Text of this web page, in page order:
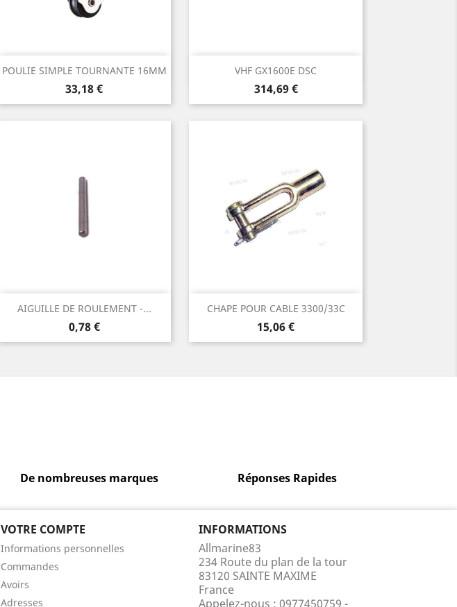
POULIE SIMPLE TOURNANTE 16MM
Prix
33,18 €
Aperçu rapide VHF GX1600E DSC
Prix
314,69 €
Aperçu rapide
AIGUILLE DE ROULEMENT -...
Prix
0,78 €
Aperçu rapide CHAPE POUR CABLE 3300/33C
Prix
15,06 €
Aperçu rapide
De nombreuses marques Réponses Rapides
VOTRE COMPTE
Informations personnelles
Commandes
Avoirs
Adresses
INFORMATIONS
Allmarine83
234 Route du plan de la tour
83120 SAINTE MAXIME
France
Appelez-nous : 0977450759 -